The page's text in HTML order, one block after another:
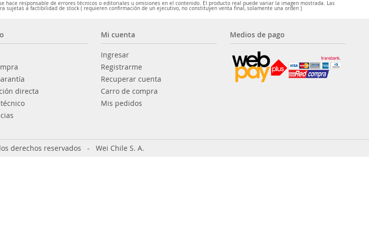
hace responsable de errores técnicos o editoriales u omisiones en el contenido. El producto real puede variar la imagen mostrada. Las
a factibilidad de stock ( requieren confirmación de un ejecutivo, no constituyen venta final, solamente una orden )
directa
Mi cuenta
Ingresar
Registrarme
Recuperar cuenta
Carro de compra
Mis pedidos
Medios de pago
derechos reservados - Wei Chile S. A.